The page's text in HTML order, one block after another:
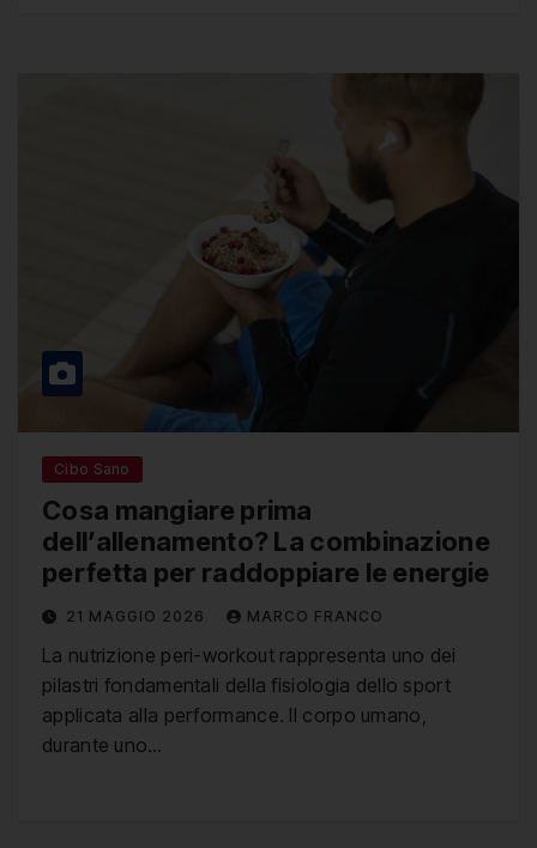
Cibo Sano
Cosa mangiare prima
dell’allenamento? La combinazione
perfetta per raddoppiare le energie
21 MAGGIO 2026 MARCO FRANCO
La nutrizione peri-workout rappresenta uno dei
pilastri fondamentali della fisiologia dello sport
applicata alla performance. Il corpo umano,
durante uno…